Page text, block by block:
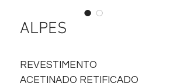
ALPES
REVESTIMENTO
ACETINADO RETIFICADO